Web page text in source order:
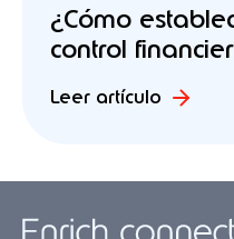
¿Cómo
control
Leer artículo